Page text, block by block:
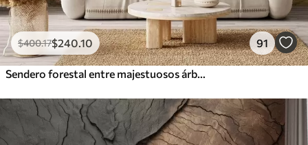
$400.17$240 .10 91